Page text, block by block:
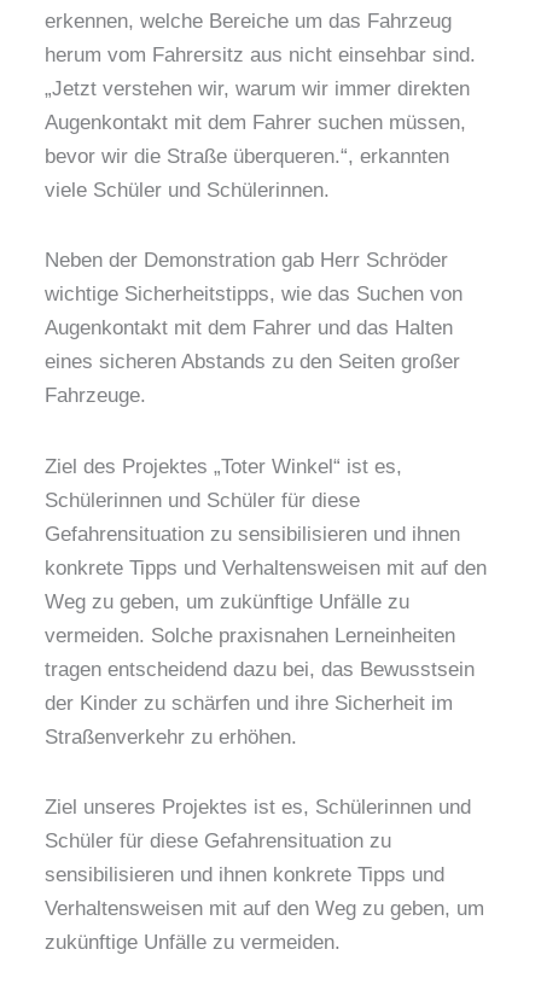
erkennen, welche Bereiche um das Fahrzeug
herum vom Fahrersitz aus nicht einsehbar sind.
„Jetzt verstehen wir, warum wir immer direkten
Augenkontakt mit dem Fahrer suchen müssen,
bevor wir die Straße überqueren.“, erkannten
viele Schüler und Schülerinnen.
Neben der Demonstration gab Herr Schröder
wichtige Sicherheitstipps, wie das Suchen von
Augenkontakt mit dem Fahrer und das Halten
eines sicheren Abstands zu den Seiten großer
Fahrzeuge.
Ziel des Projektes „Toter Winkel“ ist es,
Schülerinnen und Schüler für diese
Gefahrensituation zu sensibilisieren und ihnen
konkrete Tipps und Verhaltensweisen mit auf den
Weg zu geben, um zukünftige Unfälle zu
vermeiden. Solche praxisnahen Lerneinheiten
tragen entscheidend dazu bei, das Bewusstsein
der Kinder zu schärfen und ihre Sicherheit im
Straßenverkehr zu erhöhen.
Ziel unseres Projektes ist es, Schülerinnen und
Schüler für diese Gefahrensituation zu
sensibilisieren und ihnen konkrete Tipps und
Verhaltensweisen mit auf den Weg zu geben, um
zukünftige Unfälle zu vermeiden.